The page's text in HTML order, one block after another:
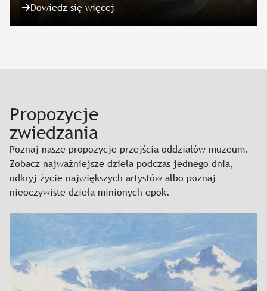
Dowiedz się więcej
Propozycje
zwiedzania
Poznaj nasze propozycje przejścia oddziałów muzeum.
Zobacz najważniejsze dzieła podczas jednego dnia,
odkryj życie największych artystów albo poznaj
nieoczywiste dzieła minionych epok.